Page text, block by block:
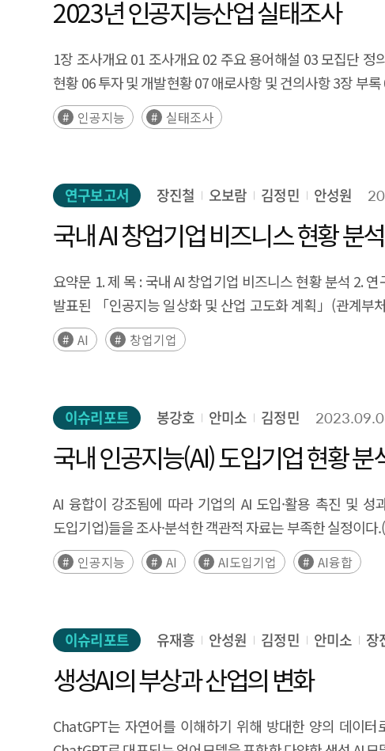
2023년 인공지능산업 실태조사
1장 조사개요 01 조사개요 02 주요 용어해설 03 모집단
현황 06 투자 및 개발현황 07 애로사항 및 건의사항 3장 부
인공지능 실태조사
연구보고서 장진철 오보람 김정민 안성원
국내 AI 창업기업 비즈니스 현황 분석
요약문 1. 제 목 : 국내 AI 창업기업 비즈니스 현황 분석 2.
발표된 「인공지능 일상화 및 산업 고도화 계획」(관계부
성장을 위한 데이터 및 해외 진출 등의 내용을 담고 있다
국가정책을 바탕으로 지금, 이 순간에도 국내 다수의
있다. 이에, 본 연구에서는 국내외 선행연구를 통해 AI 창
심층 인터뷰하여 기업이 직면한 현황, 제품 및 서비스
기초자료를 파악하고자 한다. 이를 통해, 국내 AI 창업·투
육성을 위한 정책의 기초자료 마련을 목표로 한다. 빠르
신속하게 현황을 파악하고 국내·외 현황 비교를 위한 대안
구성되어 있다. 첫 번째는 AI 창업기업 정의, 조사 및 분석
먼저 AI 창업기업 정의, 조사 및 분석에서는 AI 창업기업 정
창업기업에서 주요한 모범사례들이나 특징적인 기업을 선
기업으로, AI 기술을 통해 제품, 서비스, 플랫폼의 생산, 유
도출하였다. 주요 분석 결과는 다음과 같다. [국내 AI 분야
AI 창업기업
이슈리포트 봉강호 안미소 김정민
국내 인공지능(AI) 도입기업 현황 분
AI 융합이 강조됨에 따라 기업의 AI 도입·활용 촉진 및
도입기업)들을 조사·분석한 객관적 자료는 부족한 실정이다
인공지능 AI AI도입기업 AI융합
이슈리포트 유재흥 안성원 김정민 안미소 장
생성AI의 부상과 산업의 변화
ChatGPT는 자연어를 이해하기 위해 방대한 양의 데이